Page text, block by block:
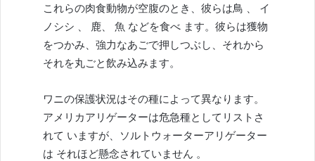
これらの肉食動物が空腹のとき、彼らは鳥
イ
ノシシ
鹿、 魚 などを食べ ます。彼らは獲物
をつかみ、強力なあごで押しつぶし、それから
それを丸ごと飲み込みます。
ワニの保護状況はその種によって異なります。
アメリカアリゲーターは危急種としてリストさ
れて いますが、ソルトウォーターアリゲーター
は それほど懸念されていません 。